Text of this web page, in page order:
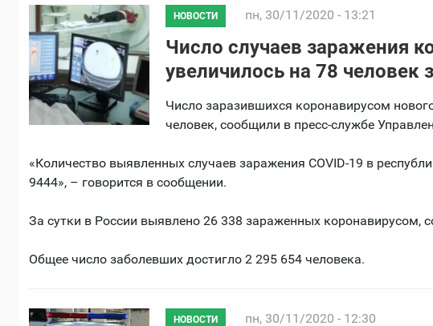
НОВОСТИ пн, 30/11/2020 - 13:21
Число случаев заражения
увеличилось на 78 человек
Число заразившихся коронавирусом
человек, сообщили в пресс-службе
«Количество выявленных случаев заражения COVID-19 в
9444», – говорится в сообщении.
За сутки в России выявлено 26 338 зараженных коронавирусом,
Общее число заболевших достигло 2 295 654 человека.
НОВОСТИ пн, 30/11/2020 - 12:30